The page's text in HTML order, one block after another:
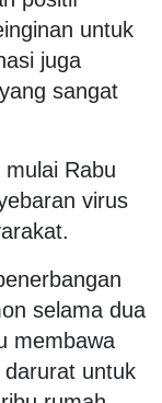
untuk
juga
sangat
Rabu
virus
selama dua
membawa
untuk